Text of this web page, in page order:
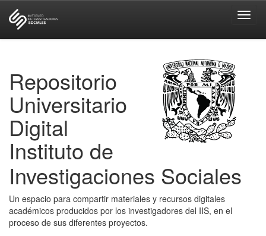
Repositorio
Universitario
Digital
Instituto de
Investigaciones Sociales
Un espacio para compartir materiales y recursos digitales
académicos producidos por los investigadores del IIS, en el
proceso de sus diferentes proyectos.